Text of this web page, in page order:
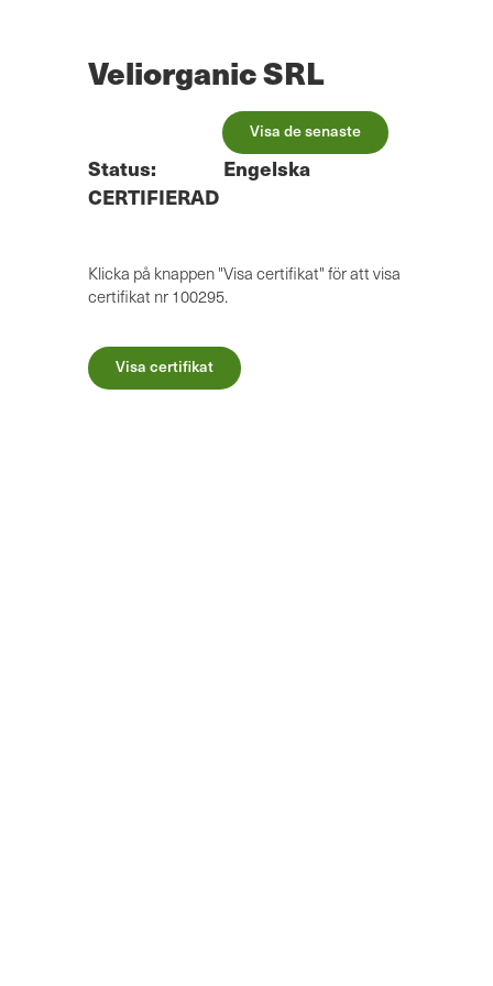
Veliorganic SRL
Visa de senaste
Status:
CERTIFIERAD
Engelska
Klicka på knappen "Visa certifikat" för att visa
certifikat nr 100295.
Visa certifikat